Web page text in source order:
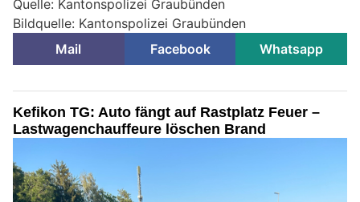
Quelle: Kantonspolizei Graubünden
Bildquelle: Kantonspolizei Graubünden
Mail
Facebook Whatsapp
Kefikon TG: Auto fängt auf Rastplatz Feuer –
Lastwagenchauffeure löschen Brand